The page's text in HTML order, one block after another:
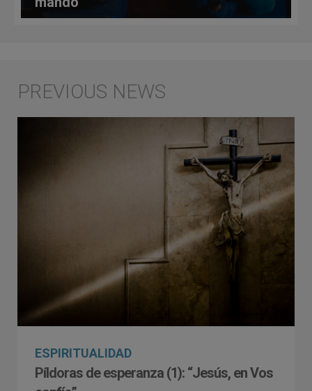
ESPIRITUALIDAD
Píldoras de esperanza (1): “Jesús, en Vos